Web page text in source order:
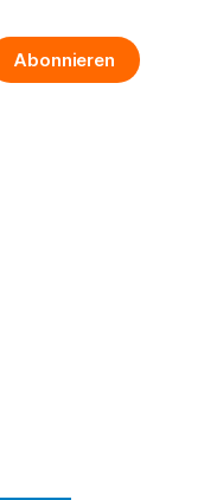
Abonnieren